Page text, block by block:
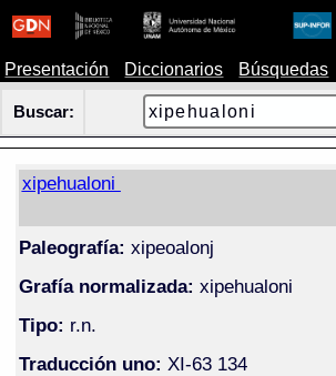
Presentación Diccionarios Búsquedas
Buscar:
xipehualoni
Paleografía: xipeoalonj
Grafía normalizada: xipehualoni
Tipo: r.n.
Traducción uno: XI-63 134